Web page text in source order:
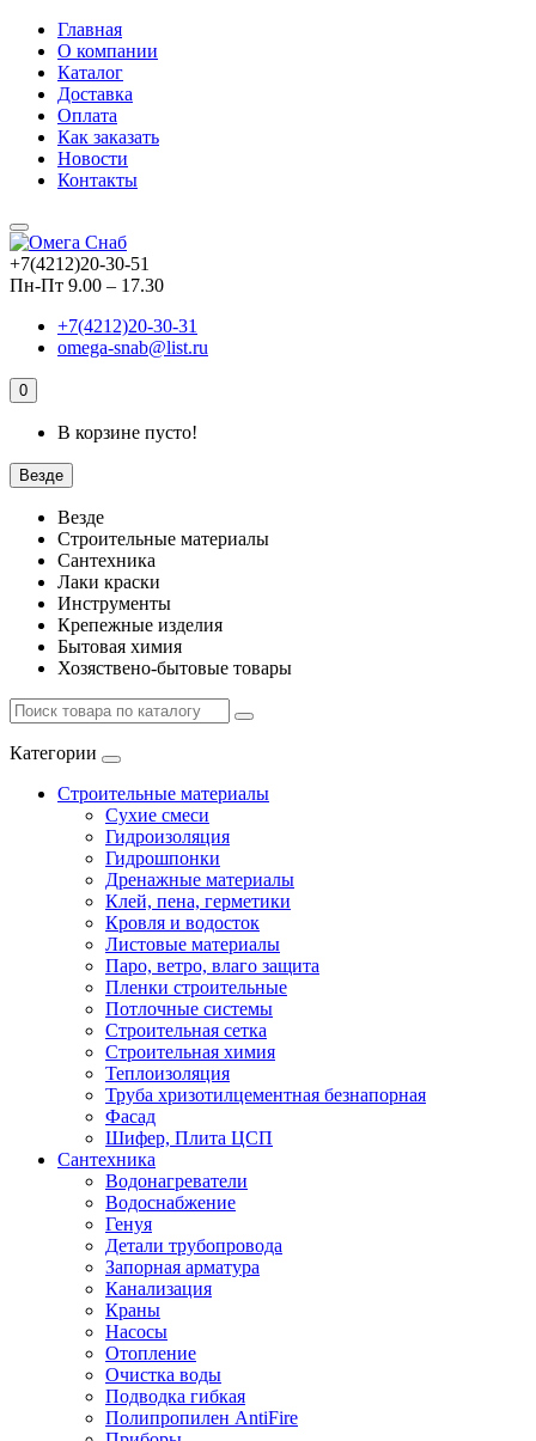
Главная
О компании
Каталог
Доставка
Оплата
Как заказать
Новости
Контакты
+7(4212)20-30-51
Пн-Пт 9.00 – 17.30
+7(4212)20-30-31
omega-snab@list.ru
0
В корзине пусто!
Везде
Везде
Строительные материалы
Сантехника
Лаки краски
Инструменты
Крепежные изделия
Бытовая химия
Хозяствено-бытовые товары
Категории
Строительные материалы
Сухие смеси
Гидроизоляция
Гидрошпонки
Дренажные материалы
Клей, пена, герметики
Кровля и водосток
Листовые материалы
Паро, ветро, влаго защита
Пленки строительные
Потлочные системы
Строительная сетка
Строительная химия
Теплоизоляция
Труба хризотилцементная безнапорная
Фасад
Шифер, Плита ЦСП
Сантехника
Водонагреватели
Водоснабжение
Генуя
Детали трубопровода
Запорная арматура
Канализация
Краны
Насосы
Отопление
Очистка воды
Подводка гибкая
Полипропилен AntiFire